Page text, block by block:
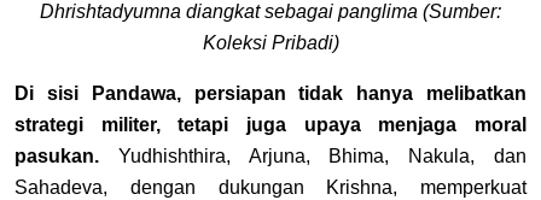
Dhrishtadyumna diangkat sebagai panglima (Sumber:
Koleksi Pribadi)
Di sisi Pandawa, persiapan tidak hanya melibatkan
strategi militer, tetapi juga upaya menjaga moral
pasukan. Yudhishthira, Arjuna, Bhima, Nakula, dan
Sahadeva, dengan dukungan Krishna, memperkuat